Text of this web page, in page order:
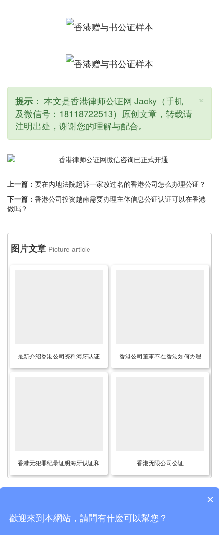
×
提示： 本文是香港律师公证网 Jacky（手机
及微信号：18118722513）原创文章，转载请
注明出处，谢谢您的理解与配合。
上一篇： 要在内地法院起诉一家改过名的香港公司怎么办理公证？
下一篇： 香港公司投资越南需要办理主体信息公证认证可以在香港
做吗？
图片文章 Picture article
最新介绍香港公司资料海牙认证
需要怎么做？
香港公司董事不在香港如何办理
公证用于在深圳设立外商投资企
香港无犯罪纪录证明海牙认证和
使馆认证有什么区别？
香港无限公司公证
Copyright © 2015-2026 香港律师公证网 版权所有
×
歡迎來到本網站，請問有什麽可以幫您？